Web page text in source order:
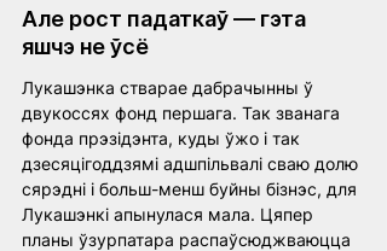
Але рост падаткаў — гэта
яшчэ не ўсё
Лукашэнка стварае дабрачынны ў
двукоссях фонд першага. Так званага
фонда прэзідэнта, куды ўжо і так
дзесяцігоддзямі адшпільвалі сваю долю
сярэдні і больш-менш буйны бізнэс, для
Лукашэнкі апынулася мала. Цяпер
планы ўзурпатара распаўсюджваюцца